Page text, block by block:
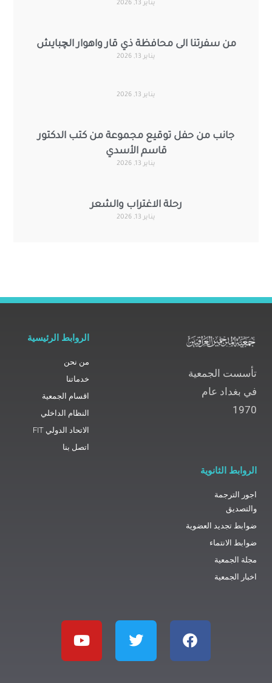
يناير 13, 2026
من سفرتنا الى محافظة ذي قار واهوار الچبايش
يناير 13, 2026
يناير 13, 2026
جانب من حفل توقيع مجموعة من كتب الدكتور
قاسم الأسدي
يناير 13, 2026
رحلة الاغتراب والشعر
يناير 13, 2026
تأسست الجمعية
في بغداد عام
1970
الروابط الرئيسية
من نحن
خدماتنا
اقسام الجمعية
النظام الداخلي
الاتحاد الدولي FIT
اتصل بنا
الروابط الثانوية
اجور الترجمة
والتصديق
ضوابط تجديد العضوية
ضوابط الانتماء
مجلة الجمعية
اخبار الجمعية